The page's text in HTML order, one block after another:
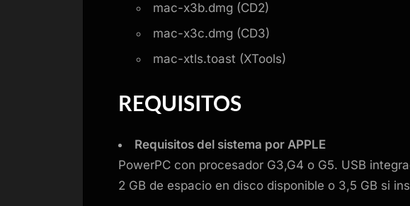
mac-x3b.dmg (CD2)
mac-x3c.dmg (CD3)
mac-xtls.toast (XTools)
REQUISITOS
Requisitos del sistema por APPLE
PowerPC con procesador G3,G4 o G5. USB
2 GB de espacio en disco disponible o 3,5 GB si